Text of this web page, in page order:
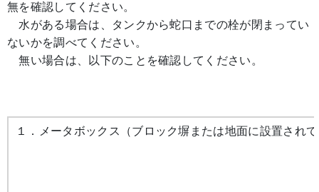
無を確認してください。
水がある場合は、タンクから蛇口までの栓が閉まってい
ないかを調べてください。
無い場合は、以下のことを確認してください。
１．メータボックス（ブロック塀または地面に設置され